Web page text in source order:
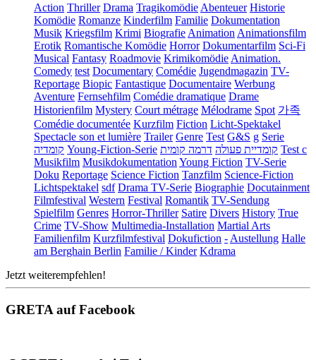
Action Thriller Drama Tragikomödie Abenteuer Historie
Komödie Romanze Kinderfilm Familie Dokumentation
Musik Kriegsfilm Krimi Biografie Animation Animationsfilm
Erotik Romantische Komödie Horror Dokumentarfilm Sci-Fi
Musical Fantasy Roadmovie Krimikomödie Animation.
Comedy test Documentary Comédie Jugendmagazin TV-
Reportage Biopic Fantastique Documentaire Werbung
Aventure Fernsehfilm Comédie dramatique Drame
Historienfilm Mystery Court métrage Mélodrame Spot 가족
Comédie documentée Kurzfilm Fiction Licht-Spektakel
Spectacle son et lumière Trailer Genre Test G&S g Serie
קומדיה Young-Fiction-Serie קומדיית פעולה דרמה קומית
Test c
Musikfilm Musikdokumentation Young Fiction TV-Serie
Doku Reportage Science Fiction Tanzfilm Science-Fiction
Lichtspektakel sdf Drama TV-Serie Biographie Docutainment
Filmfestival Western Festival Romantik TV-Sendung
Spielfilm Genres Horror-Thriller Satire Divers History True
Crime TV-Show Multimedia-Installation Martial Arts
Familienfilm Kurzfilmfestival Dokufiction - Austellung Halle
am Berghain Berlin Familie / Kinder Kdrama
Jetzt weiterempfehlen!
GRETA auf Facebook